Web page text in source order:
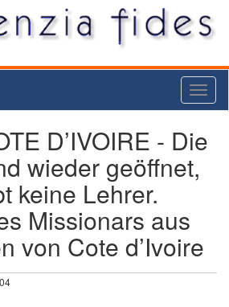
D’IVOIRE - Die
wieder geöffnet,
keine Lehrer.
Missionars aus
von Cote d’Ivoire